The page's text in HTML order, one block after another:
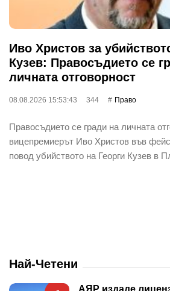
Иво Христов за
Кузев: Правосъдието се
личната отговорност
08.08.2026 15:53:43 344 Право
Правосъдието се гради на личната
вицепремиерът Иво Христов във
повод убийството на Георги Кузев в
Най-Четени
АЯР издаде